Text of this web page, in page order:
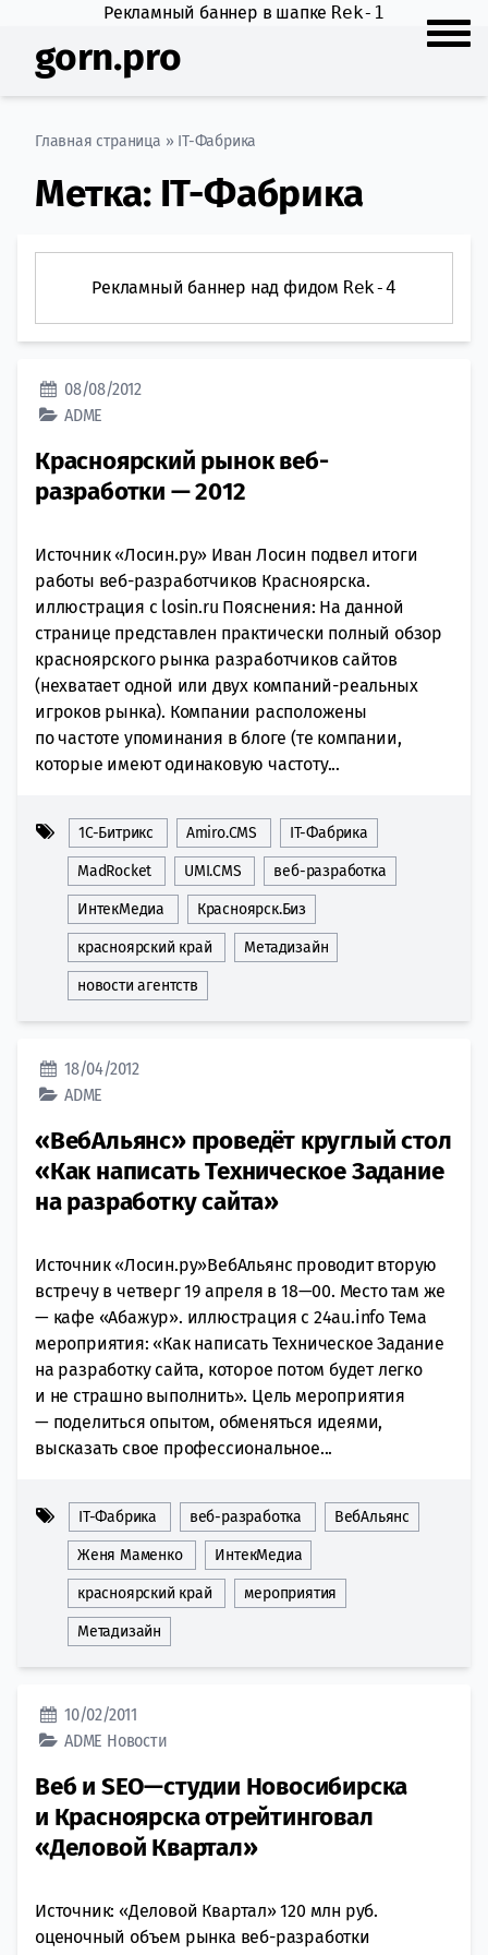
Рекламный баннер в шапке Rek-1
gorn.pro
Главная страница » IT-Фабрика
Метка: IT-Фабрика
Рекламный баннер над фидом Rek-4
08/08/2012
ADME
Красноярский рынок веб-
разработки — 2012
Источник «Лосин.ру» Иван Лосин подвел итоги
работы веб-разработчиков Красноярска.
иллюстрация с losin.ru Пояснения: На данной
странице представлен практически полный обзор
красноярского рынка разработчиков сайтов
(нехватает одной или двух компаний-реальных
игроков рынка). Компании расположены
по частоте упоминания в блоге (те компании,
которые имеют одинаковую частоту...
1С-Битрикс Amiro.CMS IT-Фабрика
MadRocket UMI.CMS веб-разработка
ИнтекМедиа Красноярск.Биз
красноярский край Метадизайн
новости агентств
18/04/2012
ADME
«ВебАльянс» проведёт круглый стол
«Как написать Техническое Задание
на разработку сайта»
Источник «Лосин.ру»ВебАльянс проводит вторую
встречу в четверг 19 апреля в 18—00. Место там же
— кафе «Абажур». иллюстрация с 24au.info Тема
мероприятия: «Как написать Техническое Задание
на разработку сайта, которое потом будет легко
и не страшно выполнить». Цель мероприятия
— поделиться опытом, обменяться идеями,
высказать свое профессиональное...
IT-Фабрика веб-разработка ВебАльянс
Женя Маменко ИнтекМедиа
красноярский край мероприятия
Метадизайн
10/02/2011
ADME Новости
Веб и SEO—студии Новосибирска
и Красноярска отрейтинговал
«Деловой Квартал»
Источник: «Деловой Квартал» 120 млн руб.
оценочный объем рынка веб-разработки